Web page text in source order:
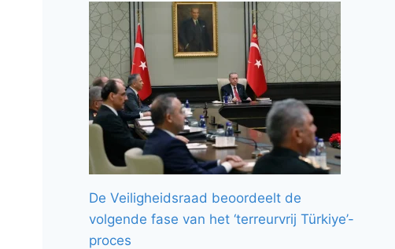
De Veiligheidsraad beoordeelt de
volgende fase van het ‘terreurvrij Türkiye’-
proces